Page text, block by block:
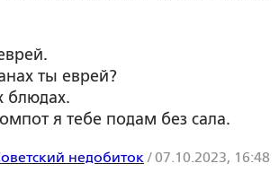
ты еврей?
блюдах.
я тебе подам без сала.
недобиток/07.10.2023, 16:48